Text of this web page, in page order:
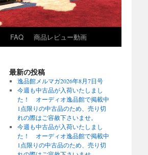
FAQ 商品レビュー動画
最新の投稿
逸品館メルマガ2026年8月7日号
今週も中古品が入荷いたしまし
た！ オーディオ逸品館で掲載中
1点限りの中古品のため、売り切
れの際はご容赦下さいませ。
今週も中古品が入荷いたしまし
た！ オーディオ逸品館で掲載中
1点限りの中古品のため、売り切